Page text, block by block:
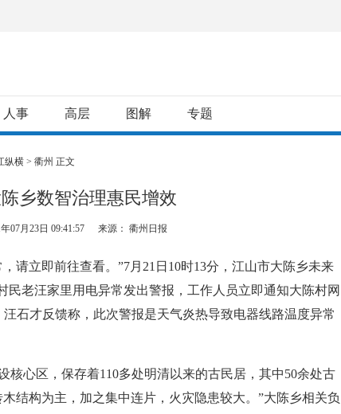
人事 高层 图解 专题
纵横 > 衢州 正文
乡数智治理惠民增效
07月23日 09:41:57 来源： 衢州日报
立即前往查看。”7月21日10时13分，江山市大陈乡未来
民老汪家里用电异常发出警报，工作人员立即通知大陈村网
石才反馈称，此次警报是天气炎热导致电器线路温度异常
心区，保存着110多处明清以来的古民居，其中50余处古
结构为主，加之集中连片，火灾隐患较大。”大陈乡相关负